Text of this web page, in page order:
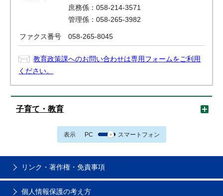
庶務係：058-214-3571
管理係：058-265-3982
ファクス番号 058-265-8045
教育政策課へのお問い合わせは専用フォームをご利用
ください。
子育て・教育
表示 PC スマートフォン
リンク・著作権・免責事項
個人情報保護の考え方